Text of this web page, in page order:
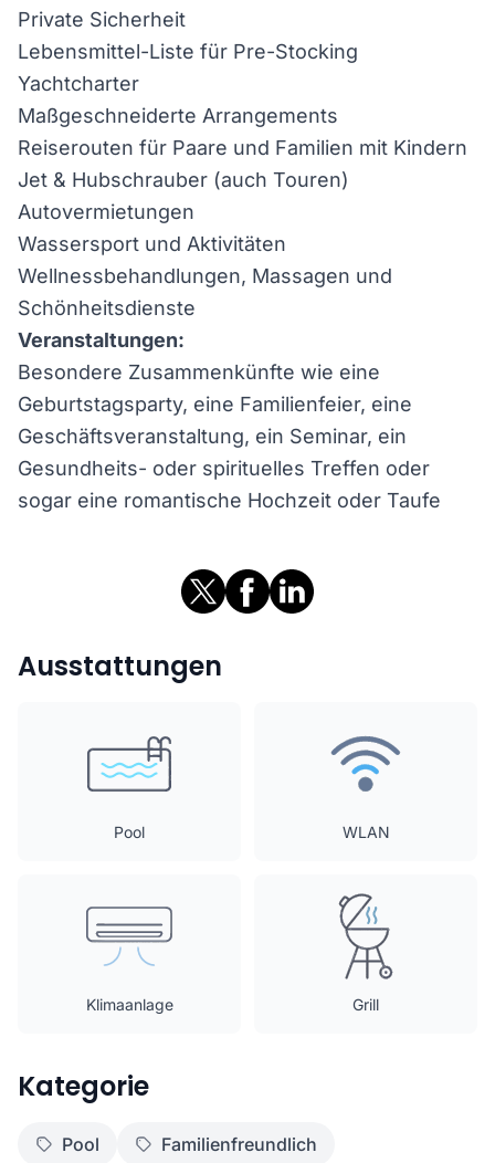
Private Sicherheit
Lebensmittel-Liste für Pre-Stocking
Yachtcharter
Maßgeschneiderte Arrangements
Reiserouten für Paare und Familien mit Kindern
Jet & Hubschrauber (auch Touren)
Autovermietungen
Wassersport und Aktivitäten
Wellnessbehandlungen, Massagen und
Schönheitsdienste
Veranstaltungen:
Besondere Zusammenkünfte wie eine
Geburtstagsparty, eine Familienfeier, eine
Geschäftsveranstaltung, ein Seminar, ein
Gesundheits- oder spirituelles Treffen oder
sogar eine romantische Hochzeit oder Taufe
Ausstattungen
Pool WLAN
Klimaanlage Grill
Kategorie
Pool Familienfreundlich